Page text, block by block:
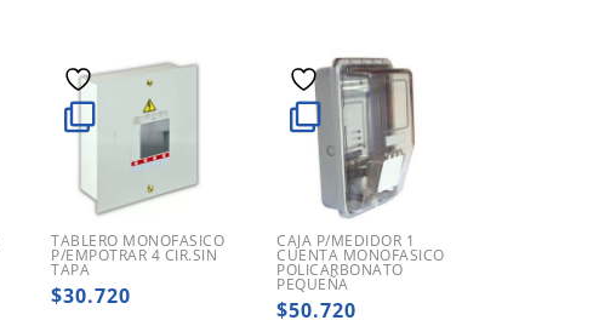
TABLERO MONOFASICO
P/EMPOTRAR 4 CIR.SIN
TAPA
$30.720
CAJA P/MEDIDOR 1
CUENTA MONOFASICO
POLICARBONATO
PEQUEÑA
$50.720